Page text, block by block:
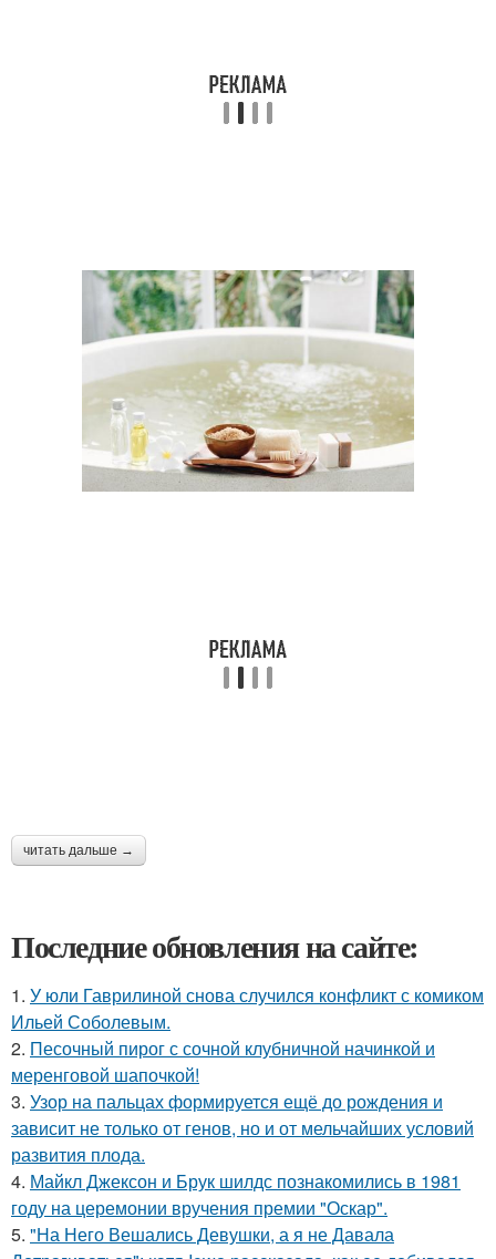
читать дальше →
Последние обновления на сайте:
1. У юли Гаврилиной снова случился конфликт с комиком
Ильей Соболевым.
2. Песочный пирог с сочной клубничной начинкой и
меренговой шапочкой!
3. Узор на пальцах формируется ещё до рождения и
зависит не только от генов, но и от мельчайших условий
развития плода.
4. Майкл Джексон и Брук шилдс познакомились в 1981
году на церемонии вручения премии "Оскар".
5. "На Него Вешались Девушки, а я не Давала